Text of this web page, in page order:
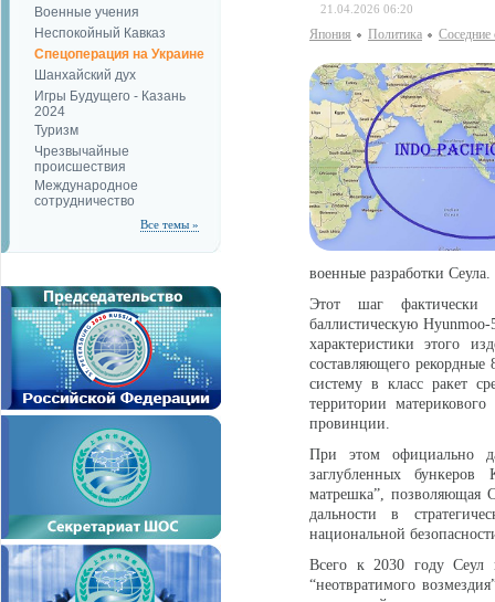
Военные учения
Неспокойный Кавказ
Спецоперация на Украине
Шанхайский дух
Игры Будущего - Казань
2024
Туризм
Чрезвычайные
происшествия
Международное
сотрудничество
Все темы »
21.04.2026 06:20
Япония Политика Соседние
военные разработки Сеула.
Этот шаг фактически
баллистическую Hyunmoo-
характеристики этого
составляющего рекордные
систему в класс ракет
территории
провинции.
При этом официально
заглубленных бункеров
матрешка”, позволяющая
дальности в
национальной
Всего к 2030 году Сеул
“неотвратимого